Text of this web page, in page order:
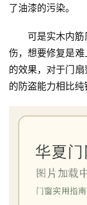
庭
门
铸
门
了油漆的污染。
可是实木内
伤，想要修复是
的效果，对于门
的防盗能力相比纯